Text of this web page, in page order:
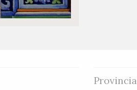
Provincia